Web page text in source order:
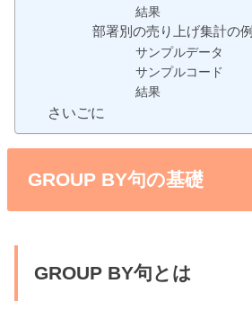
結果
部署別の売り上げ集計の例
サンプルデータ
サンプルコード
結果
さいごに
GROUP BY句の基礎
GROUP BY句とは